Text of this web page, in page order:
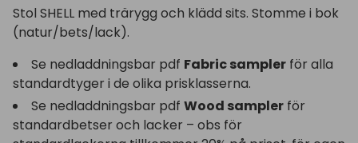
Stol SHELL med trärygg och klädd sits. Stomme i bok
(natur/bets/lack).
Se nedladdningsbar pdf Fabric sampler för alla
standardtyger i de olika prisklasserna.
Se nedladdningsbar pdf Wood sampler för
standardbetser och lacker – obs för